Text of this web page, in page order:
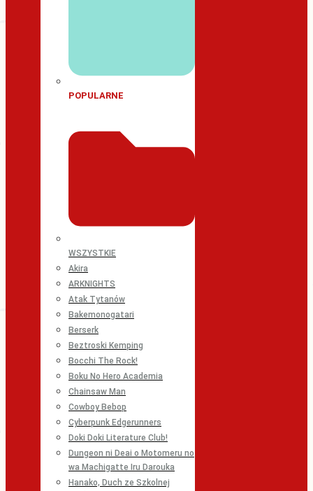
POPULARNE
WSZYSTKIE
Akira
ARKNIGHTS
Atak Tytanów
Bakemonogatari
Berserk
Beztroski Kemping
Bocchi The Rock!
Boku No Hero Academia
Chainsaw Man
Cowboy Bebop
Cyberpunk Edgerunners
Doki Doki Literature Club!
Dungeon ni Deai o Motomeru no
wa Machigatte Iru Darouka
Hanako, Duch ze Szkolnej